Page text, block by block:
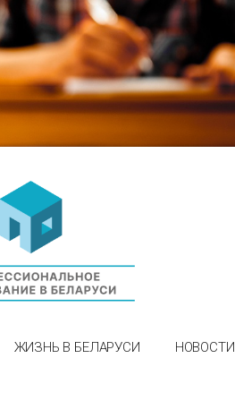
ЖИЗНЬ В БЕЛАРУСИ НОВОСТИ